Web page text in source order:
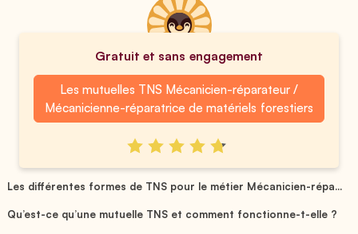
Gratuit et sans engagement
Les mutuelles TNS Mécanicien-réparateur /
Mécanicienne-réparatrice de matériels forestiers
Les différentes formes de TNS pour le métier Mécanicien-répa...
Qu’est-ce qu’une mutuelle TNS et comment fonctionne-t-elle ?